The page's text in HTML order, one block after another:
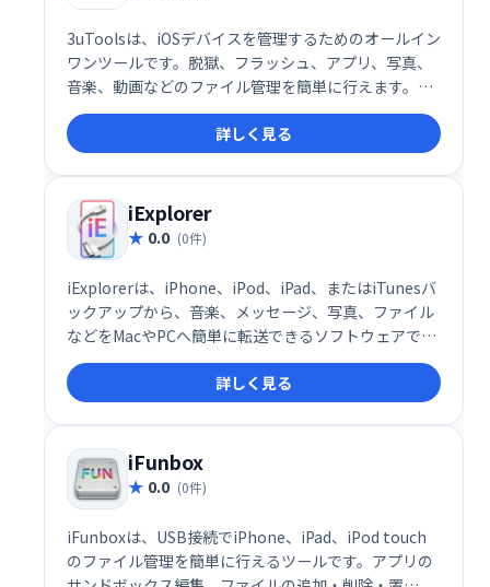
3uToolsは、iOSデバイスを管理するためのオールイン
ワンツールです。脱獄、フラッシュ、アプリ、写真、
音楽、動画などのファイル管理を簡単に行えます。
iPhoneユーザーの様々なニーズに対応し、デバイスの
操作性を向上させる便利な機能が満載です。
詳しく見る
iExplorer
0.0 (0件)
iExplorerは、iPhone、iPod、iPad、またはiTunesバ
ックアップから、音楽、メッセージ、写真、ファイル
などをMacやPCへ簡単に転送できるソフトウェアで
す。大切なデータの管理やバックアップに最適です。
詳しく見る
iFunbox
0.0 (0件)
iFunboxは、USB接続でiPhone、iPad、iPod touch
のファイル管理を簡単に行えるツールです。アプリの